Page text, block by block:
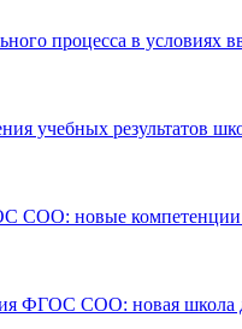
процесса в
учебных результатов
СОО: новые компетенции
ФГОС СОО: новая школа